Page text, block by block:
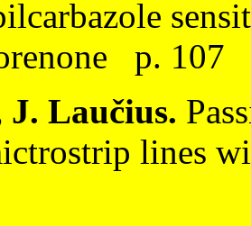
p. 107
J. Laučius.
lines